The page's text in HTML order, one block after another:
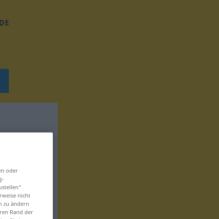
DE
oder
nicht
zu ändern
Rand der